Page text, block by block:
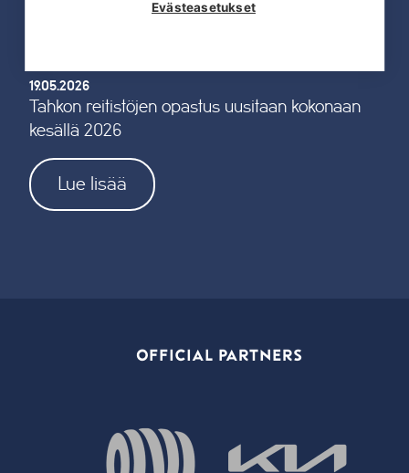
19.05.2026
Tahkon reitistöjen opastus uusitaan kokonaan
kesällä 2026
Lue lisää
OFFICIAL PARTNERS
Evästeasetukset